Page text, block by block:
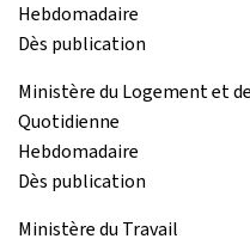
Hebdomadaire
Dès publication
Ministère du Logement et
Quotidienne
Hebdomadaire
Dès publication
Ministère du Travail